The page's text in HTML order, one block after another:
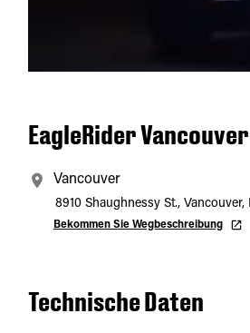
EagleRider Vancouver
Vancouver
8910 Shaughnessy St.,
Bekommen Sie Wegbeschreibung
Technische Daten